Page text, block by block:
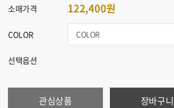
소매가격 122,400원
COLOR
선택옵션
관심상품 장바구니